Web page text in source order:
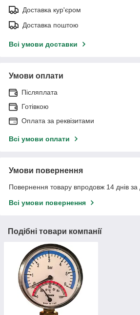
Доставка кур'єром
Доставка поштою
Всі умови доставки
Умови оплати
Післяплата
Готівкою
Оплата за реквізитами
Всі умови оплати
Умови повернення
Повернення товару впродовж 14 днів за
Всі умови повернення
Подібні товари компанії